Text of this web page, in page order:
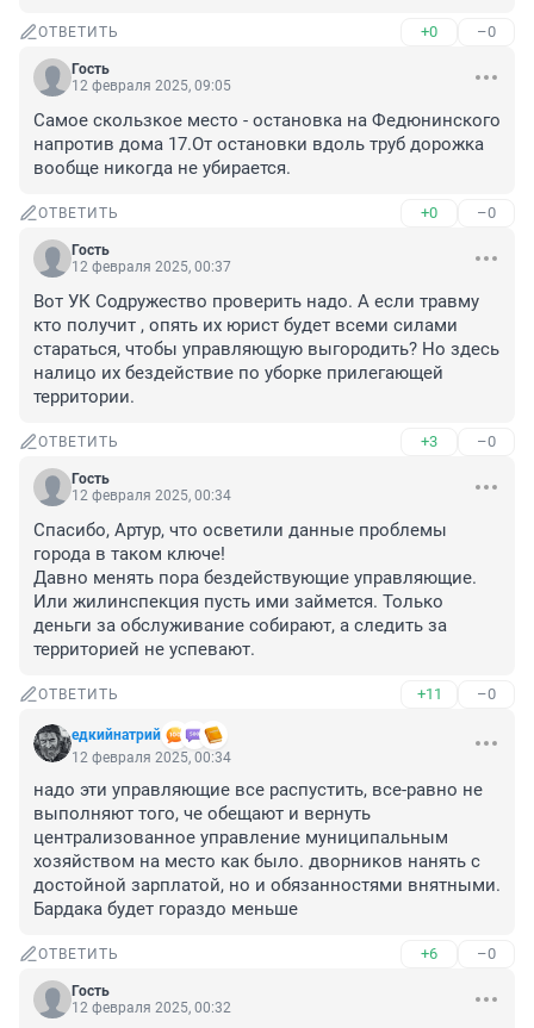
ОТВЕТИТЬ +0 –0
Гость
12 февраля 2025, 09:05
Самое скользкое место - остановка на Федюнинского
напротив дома 17.От остановки вдоль труб дорожка
вообще никогда не убирается.
ОТВЕТИТЬ +0 –0
Гость
12 февраля 2025, 00:37
Вот УК Содружество проверить надо. А если травму
кто получит , опять их юрист будет всеми силами
стараться, чтобы управляющую выгородить? Но здесь
налицо их бездействие по уборке прилегающей
территории.
ОТВЕТИТЬ +3 –0
Гость
12 февраля 2025, 00:34
Спасибо, Артур, что осветили данные проблемы
города в таком ключе!
Давно менять пора бездействующие управляющие.
Или жилинспекция пусть ими займется. Только
деньги за обслуживание собирают, а следить за
территорией не успевают.
ОТВЕТИТЬ +11 –0
едкийнатрий
12 февраля 2025, 00:34
надо эти управляющие все распустить, все-равно не
выполняют того, че обещают и вернуть
централизованное управление муниципальным
хозяйством на место как было. дворников нанять с
достойной зарплатой, но и обязанностями внятными.
Бардака будет гораздо меньше
ОТВЕТИТЬ +6 –0
Гость
12 февраля 2025, 00:32